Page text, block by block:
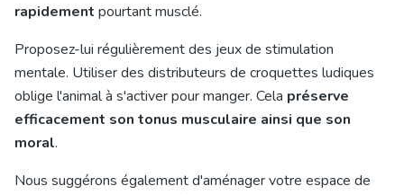
rapidement pourtant musclé.
Proposez-lui régulièrement des jeux de stimulation
mentale. Utiliser des distributeurs de croquettes ludiques
oblige l'animal à s'activer pour manger. Cela préserve
efficacement son tonus musculaire ainsi que son
moral.
Nous suggérons également d'aménager votre espace de